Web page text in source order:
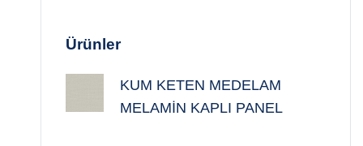
Ürünler
KUM KETEN MEDELAM
MELAMİN KAPLI PANEL